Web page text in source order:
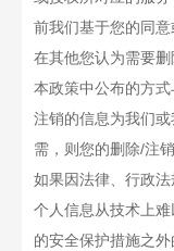
前我们基于您的同
在其他您认为需要
本政策中公布的方
注销的信息为我们
需，则您的删除/注
如果因法律、行政
个人信息从技术上
的安全保护措施之外